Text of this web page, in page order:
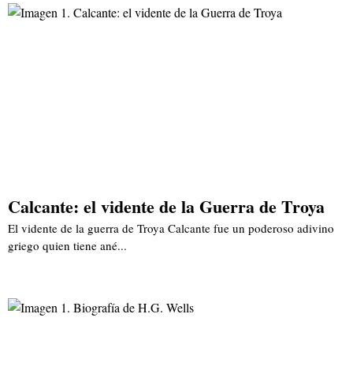
Calcante: el vidente de la Guerra de Troya
El vidente de la guerra de Troya Calcante fue un poderoso adivino
griego quien tiene ané...